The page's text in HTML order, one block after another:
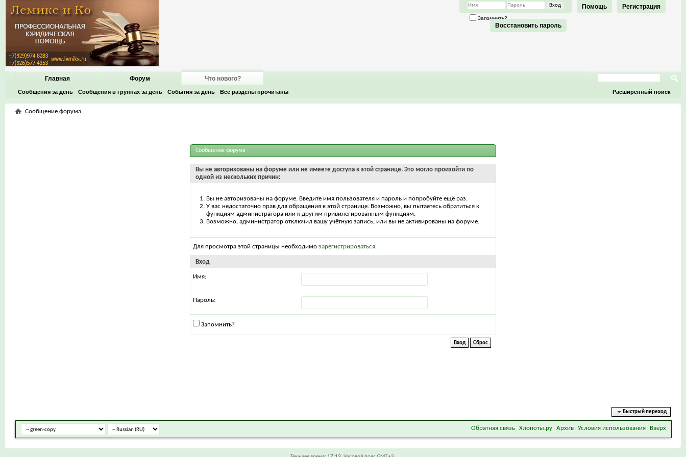
Регистрация
Помощь
Запомнить?
Восстановить пароль
Главная Форум Что нового?
Сообщения за день Сообщения в группах за день События за день Все разделы прочитаны Расширенный поиск
Сообщение форума
Сообщение форума
Вы не авторизованы на форуме или не имеете доступа к этой странице. Это могло произойти по
одной из нескольких причин:
Вы не авторизованы на форуме. Введите имя пользователя и пароль и попробуйте ещё раз.
У вас недостаточно прав для обращения к этой странице. Возможно, вы пытаетесь обратиться к
функциям администратора или к другим привилегированным функциям.
Возможно, администратор отключил вашу учётную запись, или вы не активированы на форуме.
Для просмотра этой страницы необходимо зарегистрироваться.
Вход
Имя:
Пароль:
Запомнить?
Быстрый переход
Обратная связь Хлопоты.ру Архив Условия использования Вверх